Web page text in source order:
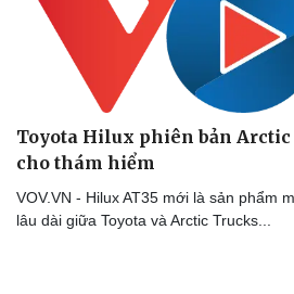
Phòng mạch online
Ăn sạch sống khỏe
Toyota Hilux phiên bản Arctic
cho thám hiểm
VOV.VN - Hilux AT35 mới là sản phẩm
lâu dài giữa Toyota và Arctic Trucks...